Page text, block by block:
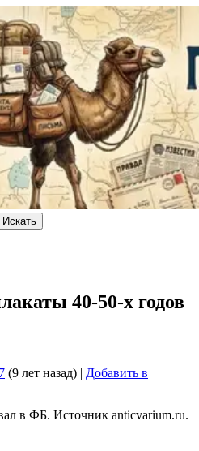
Искать
40-50-х годов
(9 лет назад) | Добавить в
в ФБ. Источник anticvarium.ru.